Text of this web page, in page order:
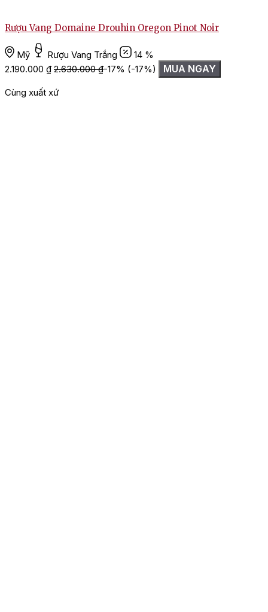
Rượu Vang Domaine Drouhin Oregon Pinot Noir
Mỹ Rượu Vang Trắng
14 %
2.190.000 ₫ 2.630.000₫-17% (-17%) MUA NGAY
Cùng xuất xứ